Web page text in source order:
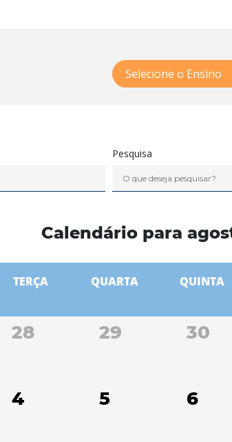
Pesquisa
Calendário para
28 29 30
4 5 6